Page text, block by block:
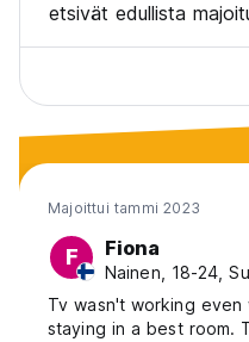
etsivät edullista
Majoittui tammi 2023
F Fiona
Nainen, 18-24,
Tv wasn't working even
staying in a best room.